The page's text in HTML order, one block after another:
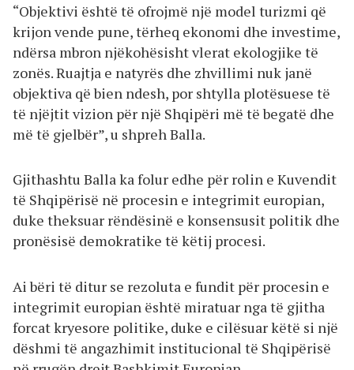
“Objektivi është të ofrojmë një model turizmi që
krijon vende pune, tërheq ekonomi dhe investime,
ndërsa mbron njëkohësisht vlerat ekologjike të
zonës. Ruajtja e natyrës dhe zhvillimi nuk janë
objektiva që bien ndesh, por shtylla plotësuese të
të njëjtit vizion për një Shqipëri më të begatë dhe
më të gjelbër”, u shpreh Balla.
Gjithashtu Balla ka folur edhe për rolin e Kuvendit
të Shqipërisë në procesin e integrimit europian,
duke theksuar rëndësinë e konsensusit politik dhe
pronësisë demokratike të këtij procesi.
Ai bëri të ditur se rezoluta e fundit për procesin e
integrimit europian është miratuar nga të gjitha
forcat kryesore politike, duke e cilësuar këtë si një
dëshmi të angazhimit institucional të Shqipërisë